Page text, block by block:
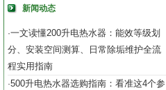
新闻动态
·一文读懂200升电热水器：能效等级划
分、安装空间测算、日常除垢维护全流
程实用指南
·500升电热水器选购指南：看准这4个参